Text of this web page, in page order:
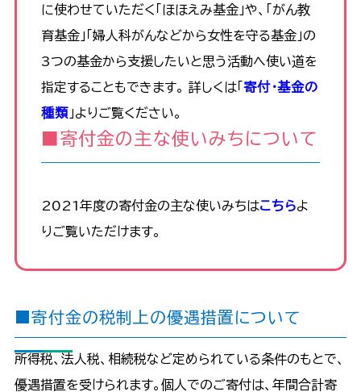
に使わせていただく「ほほえみ基金」や、「がん教
育基金」「婦人科がんなどから女性を守る基金」の
3つの基金から支援したいと思う活動へ使い道を
指定することもできます。 詳しくは「 寄付・基金の
種類 」よりご覧ください。
■寄付金の主な使いみちについて
2021年度の寄付金の主な使いみちはこちらよ
りご覧いただけます。
■寄付金の税制上の優遇措置について
所得税、法人税、相続税など定められている条件のもとで、
優遇措置を受けられます。個人でのご寄付は、年間合計寄